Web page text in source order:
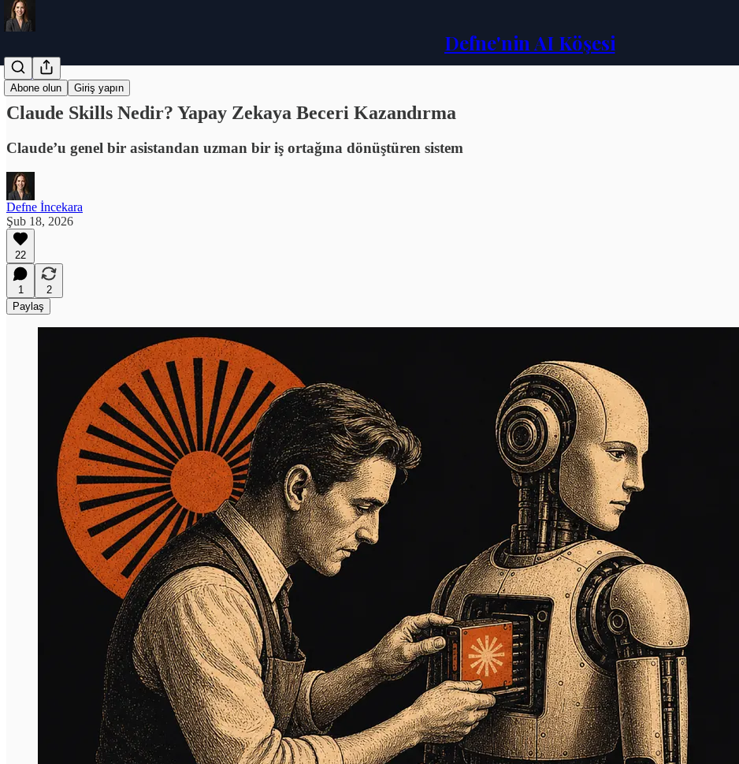
Defne'nin AI Köşesi
Abone olun Giriş yapın
Claude
Claude Skills Nedir? Yapay Zekaya Beceri Kazandırma
Claude’u genel bir asistandan uzman bir iş ortağına dönüştüren sistem
Defne İncekara
Şub 18, 2026
22
1
2
Paylaş